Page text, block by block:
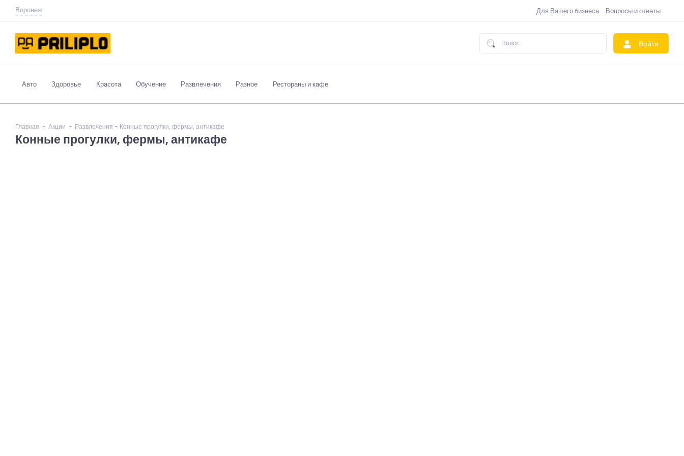
Воронеж Для Вашего бизнеса Вопросы и ответы
Войти
Авто Здоровье Красота Обучение Развлечения Разное Рестораны и кафе
Главная Акции Развлечения - Конные прогулки, фермы, антикафе
Конные прогулки, фермы, антикафе